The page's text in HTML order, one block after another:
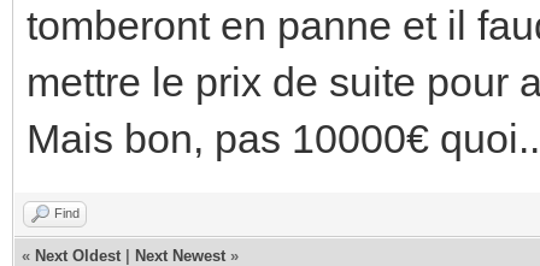
tomberont en panne et il
mettre le prix de suite pour
Mais bon, pas 10000€
Find
« Next Oldest Next Newest »